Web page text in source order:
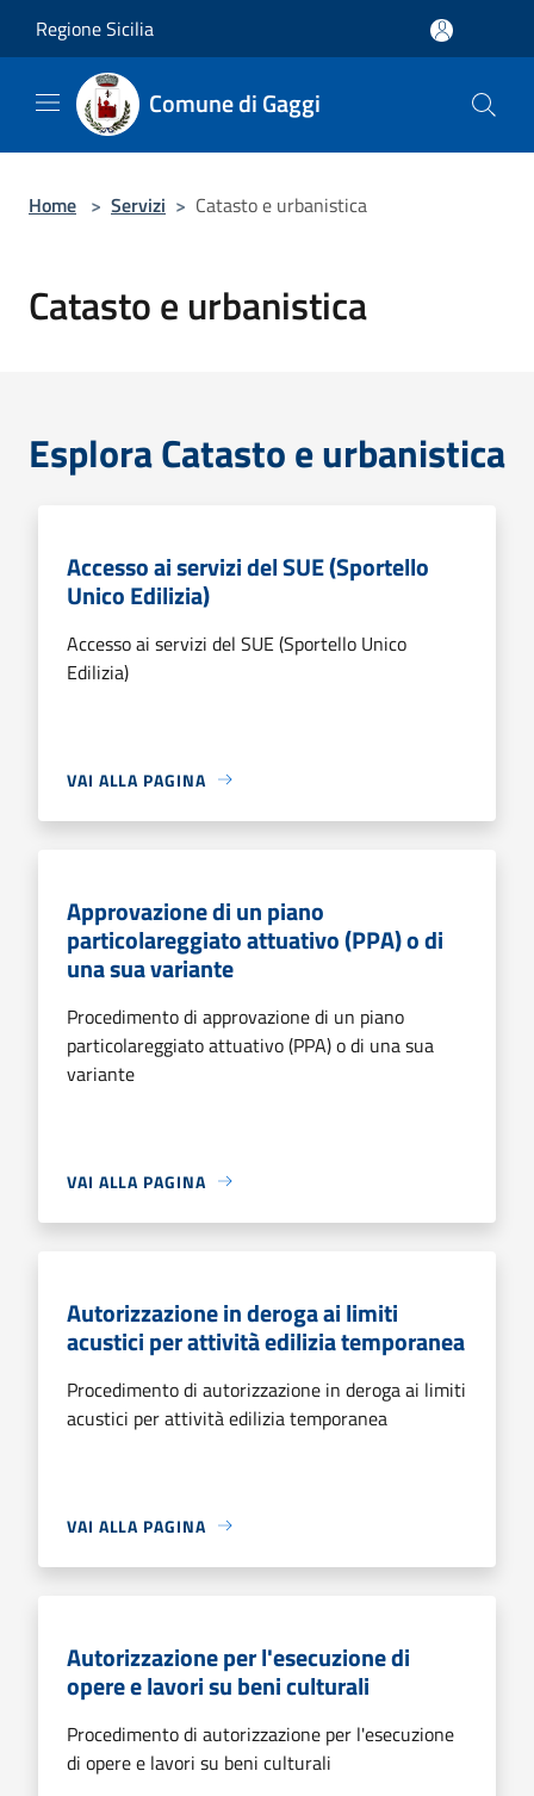
Regione Sicilia
Comune di Gaggi
Home > Servizi > Catasto e urbanistica
Catasto e urbanistica
Esplora Catasto e urbanistica
Accesso ai servizi del SUE (Sportello
Unico Edilizia)
Accesso ai servizi del SUE (Sportello Unico
Edilizia)
VAI ALLA PAGINA
Approvazione di un piano
particolareggiato attuativo (PPA) o di
una sua variante
Procedimento di approvazione di un piano
particolareggiato attuativo (PPA) o di una sua
variante
VAI ALLA PAGINA
Autorizzazione in deroga ai limiti
acustici per attività edilizia temporanea
Procedimento di autorizzazione in deroga ai limiti
acustici per attività edilizia temporanea
VAI ALLA PAGINA
Autorizzazione per l'esecuzione di
opere e lavori su beni culturali
Procedimento di autorizzazione per l'esecuzione
di opere e lavori su beni culturali